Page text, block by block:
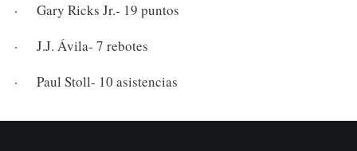
· Gary Ricks Jr.- 19 puntos
· J.J. Ávila- 7 rebotes
· Paul Stoll- 10 asistencias